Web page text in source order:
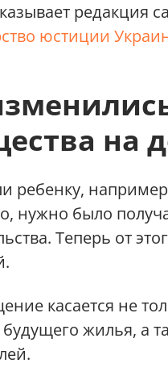
редакция
юстиции
на
ребенку,
нужно было
Теперь от
касается не
жилья, а